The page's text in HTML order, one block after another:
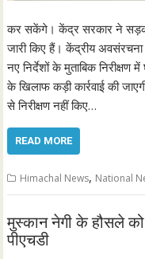
कर सकेंगे। केंद्र सरकार ने सड़कों
जारी किए हैं। केंद्रीय
नए निर्देशों के मुताबिक निरीक्षण
के खिलाफ कड़ी कार्रवाई की
से निरीक्षण नहीं किए…
READ MORE
Himachal News, National
मुस्कान नेगी के हौसले को
पीएचडी